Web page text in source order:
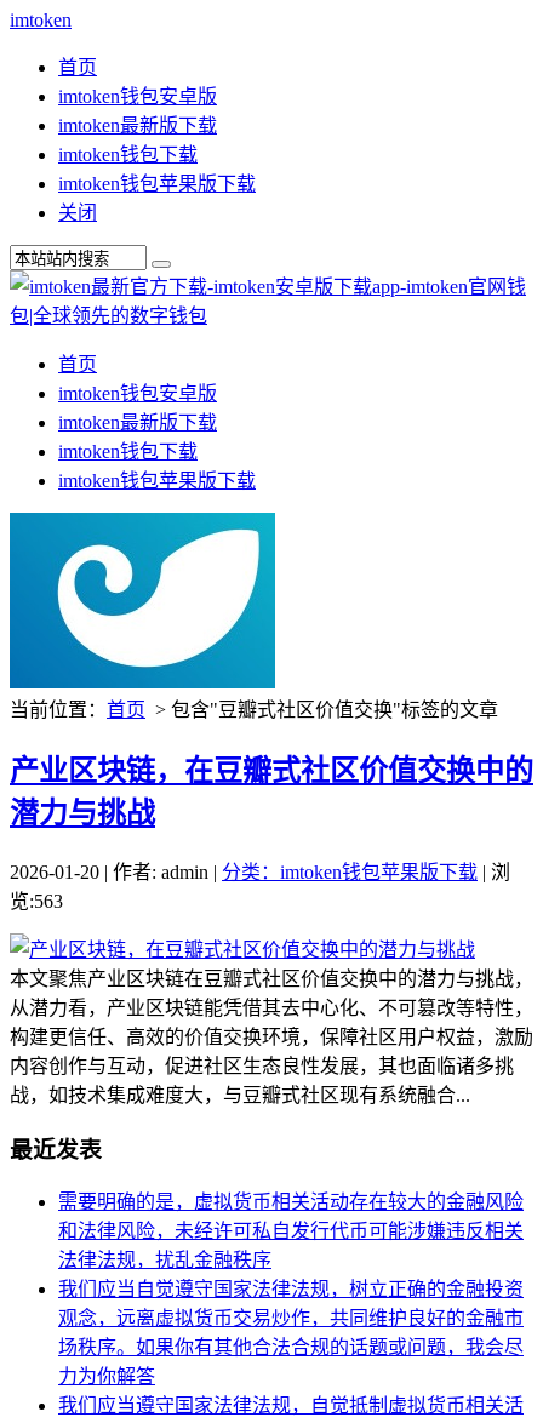
imtoken
首页
imtoken钱包安卓版
imtoken最新版下载
imtoken钱包下载
imtoken钱包苹果版下载
关闭
首页
imtoken钱包安卓版
imtoken最新版下载
imtoken钱包下载
imtoken钱包苹果版下载
当前位置： 首页 > 包含"豆瓣式社区价值交换"标签的文章
产业区块链，在豆瓣式社区价值交换中的
潜力与挑战
2026-01-20 | 作者: admin | 分类：imtoken钱包苹果版下载 | 浏
览:563
本文聚焦产业区块链在豆瓣式社区价值交换中的潜力与挑战，
从潜力看，产业区块链能凭借其去中心化、不可篡改等特性，
构建更信任、高效的价值交换环境，保障社区用户权益，激励
内容创作与互动，促进社区生态良性发展，其也面临诸多挑
战，如技术集成难度大，与豆瓣式社区现有系统融合...
最近发表
需要明确的是，虚拟货币相关活动存在较大的金融风险
和法律风险，未经许可私自发行代币可能涉嫌违反相关
法律法规，扰乱金融秩序
我们应当自觉遵守国家法律法规，树立正确的金融投资
观念，远离虚拟货币交易炒作，共同维护良好的金融市
场秩序。如果你有其他合法合规的话题或问题，我会尽
力为你解答
我们应当遵守国家法律法规，自觉抵制虚拟货币相关活